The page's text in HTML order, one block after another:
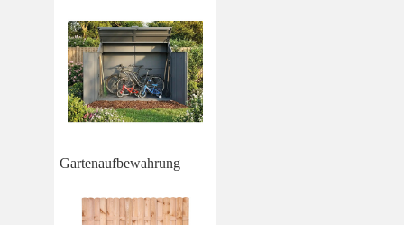
Gartenaufbewahrung